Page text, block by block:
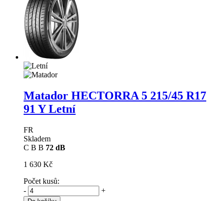
Matador HECTORRA 5 215/45 R17
91 Y Letní
FR
Skladem
C B B 72 dB
1 630 Kč
Počet kusů:
-
+